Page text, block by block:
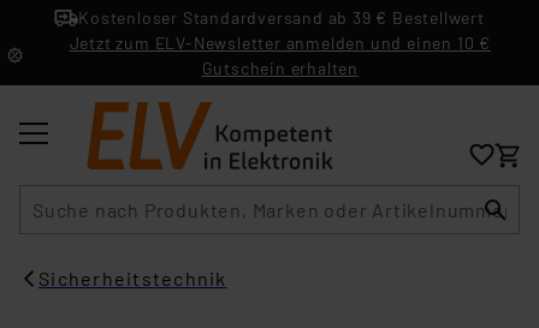
Kostenloser Standardversand ab 39 € Bestellwert
Jetzt zum ELV-Newsletter anmelden und einen 10 €
Gutschein erhalten
Sicherheitstechnik